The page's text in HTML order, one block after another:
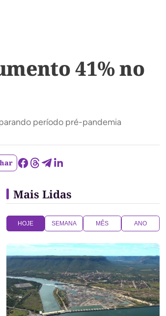
41% no
período pré-pandemia
Mais Lidas
HOJE SEMANA MÊS ANO